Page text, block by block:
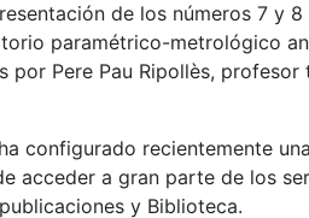
de los números 7 y
paramétrico-metrológico
Pere Pau Ripollès,
configurado recientemente
acceder a gran parte de los
y Biblioteca.